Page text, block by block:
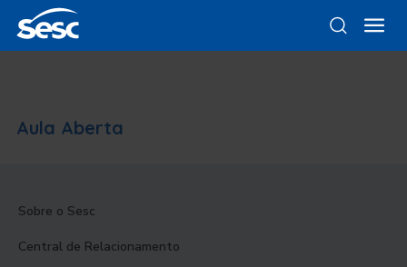
Aula Aberta
Sobre o Sesc
Central de Relacionamento